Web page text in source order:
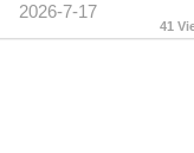
2026-7-17
41